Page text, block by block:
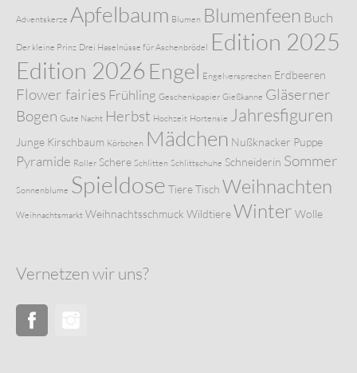
Adventskerze Apfelbaum Blumen Blumenfeen Buch
Der kleine Prinz Drei Haselnüsse für Aschenbrödel Edition 2025
Edition 2026 Engel Engelversprechen Erdbeeren
Flower fairies Frühling Geschenkpapier Gießkanne Gläserner
Bogen Gute Nacht Herbst Hochzeit Hortensie Jahresfiguren
Junge Kirschbaum Körbchen Mädchen Nußknacker Puppe
Pyramide Roller Schere Schlitten Schlittschuhe Schneiderin Sommer
Sonnenblume Spieldose TiereTisch Weihnachten
Weihnachtsmarkt Weihnachtsschmuck WildtiereWinter Wolle
Vernetzen wir uns?